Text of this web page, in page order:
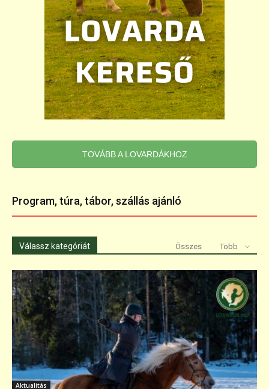
TOVÁBB A LOVARDÁKHOZ
Program, túra, tábor, szállás ajánló
Válassz kategóriát Összes Több
Aktualitás